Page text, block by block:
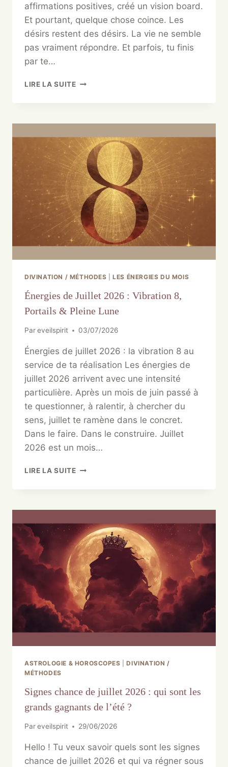
affirmations positives, créé un vision board.
Et pourtant, quelque chose coince. Les
désirs restent des désirs. La vie ne semble
pas vraiment répondre. Et parfois, tu finis
par te…
LIRE LA SUITE
DIVINATION / MÉTHODES |LES ÉNERGIES DU MOIS
Énergies de Juillet 2026 : Vibration 8,
Portails & Pleine Lune
Pareveilspirit 03/07/2026
Énergies de juillet 2026 : la vibration 8 au
service de ta réalisation Les énergies de
juillet 2026 arrivent avec une intensité
particulière. Après un mois de juin passé à
te questionner, à ralentir, à chercher du
sens, juillet te ramène dans le concret.
Dans le faire. Dans le construire. Juillet
2026 est un mois…
LIRE LA SUITE
ASTROLOGIE & HOROSCOPES |DIVINATION /
MÉTHODES
Signes chance de juillet 2026 : qui sont les
grands gagnants de l’été ?
Pareveilspirit 29/06/2026
Hello ! Tu veux savoir quels sont les signes
chance de juillet 2026 et qui va régner sous